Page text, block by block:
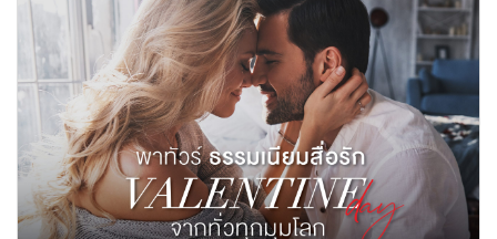
นั้นได้สร้างทั้งความสนุก เสียงหัวเราะ รอยยิ้ม กำลังใจ รวมถึง
น้ำตาให้แก่ผู้ชมมาแล้ว แถมพี่เอก HRK เขายังเข้าถึง
บทบาทได้อย่างมีอินเนอร์ในแบบที่เป็นเอกลักษณ์เอามาก ๆ
เกริ่นมาขนาดนี้แล้วใครที่ยังไม่รู้จักพี่เอก HRK ว่าเขาเป็น
ใคร (ไม่ใช่เพลงของ Tilly Birds นะ) คงจะสงสัยแย่เลยล่ะสิว่า
พี่เอก HRK เป็นใคร ทาง Thomas Thailand ได้รวบรวม
ข้อมูลเกี่ยวกับพี่เอก HRK และผลงานที่น่าตามดูมาบอกกัน
แล้ว ไปลุยกันเลย! ประวัติ พี่เอก HRK จุดเริ่มต้นการเป็นสตรี